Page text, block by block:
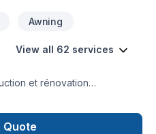
Awning
View all 62 services
et rénovation
Quote